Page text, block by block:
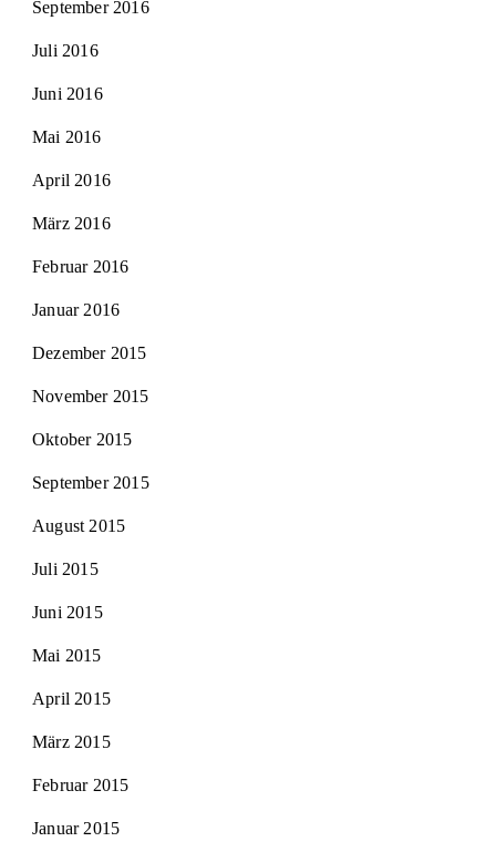
September 2016
Juli 2016
Juni 2016
Mai 2016
April 2016
März 2016
Februar 2016
Januar 2016
Dezember 2015
November 2015
Oktober 2015
September 2015
August 2015
Juli 2015
Juni 2015
Mai 2015
April 2015
März 2015
Februar 2015
Januar 2015